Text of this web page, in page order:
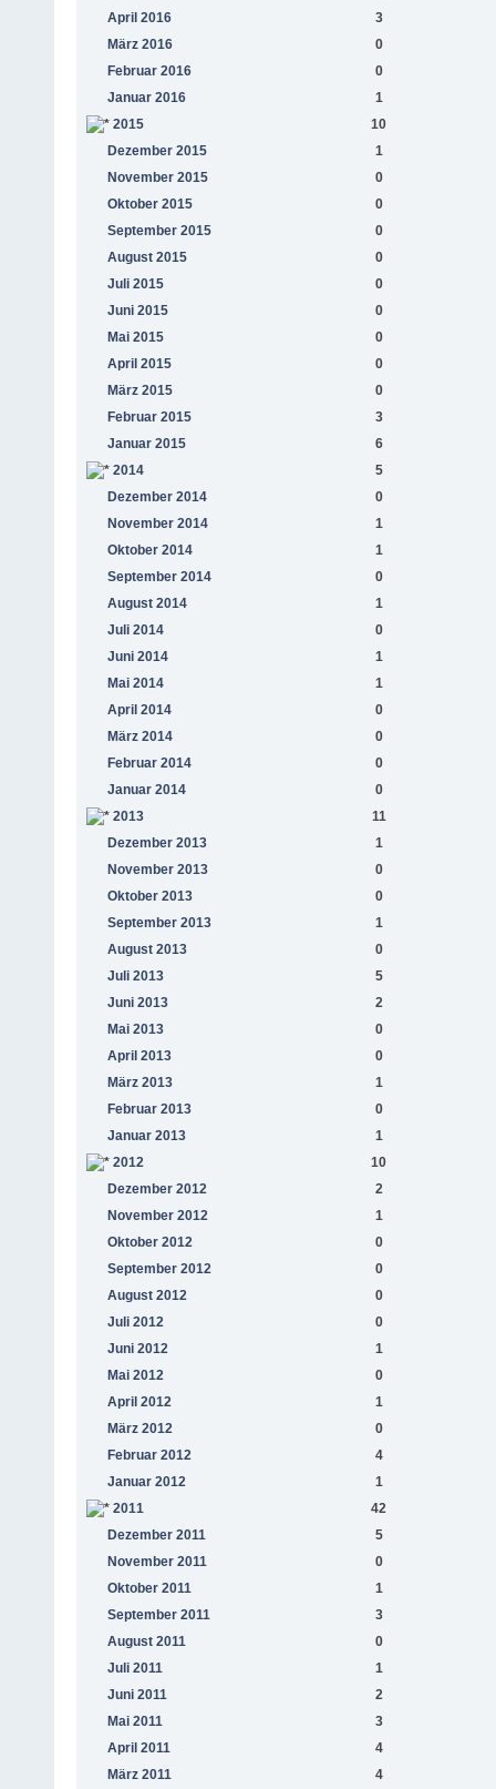
April 2016
3
März 2016
0
Februar 2016
0
Januar 2016
1
2015
10
Dezember 2015
1
November 2015
0
Oktober 2015
0
September 2015
0
August 2015
0
Juli 2015
0
Juni 2015
0
Mai 2015
0
April 2015
0
März 2015
0
Februar 2015
3
Januar 2015
6
2014
5
Dezember 2014
0
November 2014
1
Oktober 2014
1
September 2014
0
August 2014
1
Juli 2014
0
Juni 2014
1
Mai 2014
1
April 2014
0
März 2014
0
Februar 2014
0
Januar 2014
0
2013
11
Dezember 2013
1
November 2013
0
Oktober 2013
0
September 2013
1
August 2013
0
Juli 2013
5
Juni 2013
2
Mai 2013
0
April 2013
0
März 2013
1
Februar 2013
0
Januar 2013
1
2012
10
Dezember 2012
2
November 2012
1
Oktober 2012
0
September 2012
0
August 2012
0
Juli 2012
0
Juni 2012
1
Mai 2012
0
April 2012
1
März 2012
0
Februar 2012
4
Januar 2012
1
2011
42
Dezember 2011
5
November 2011
0
Oktober 2011
1
September 2011
3
August 2011
0
Juli 2011
1
Juni 2011
2
Mai 2011
3
April 2011
4
März 2011
4